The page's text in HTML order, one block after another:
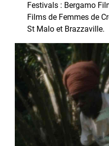
Festivals : Bergamo
Films de Femmes de
St Malo et Brazzaville.